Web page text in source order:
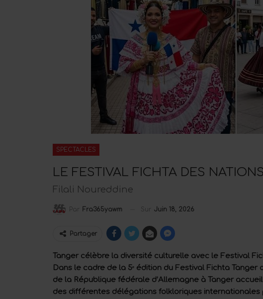
SPECTACLES
LE FESTIVAL FICHTA DES
Filali Noureddine
Par Fra365yawm Sur Juin 18, 2026
Partager
Tanger célèbre la diversité culturelle avec le Festival
Dans le cadre de la 5ᵉ édition du Festival Fichta
de la République fédérale d’Allemagne à Tanger
des différentes délégations folkloriques